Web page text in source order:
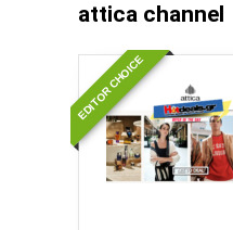
attica channel
EDITOR CHOICE